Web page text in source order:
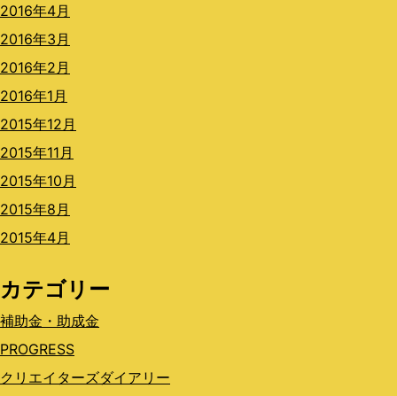
2016年4月
2016年3月
2016年2月
2016年1月
2015年12月
2015年11月
2015年10月
2015年8月
2015年4月
カテゴリー
補助金・助成金
PROGRESS
クリエイターズダイアリー